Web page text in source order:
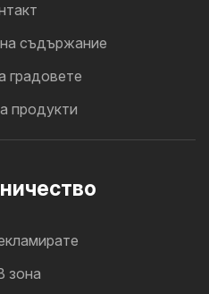
съдържание
градовете
продукти
зона